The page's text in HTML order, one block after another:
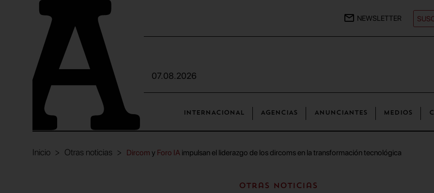
NEWSLETTER
07.08.2026
INTERNACIONAL AGENCIAS ANUNCIANTES MEDIOS
Inicio Otras noticias Dircom y Foro IA impulsan el liderazgo de los dircoms en la transformación tecnológica
Otras noticias